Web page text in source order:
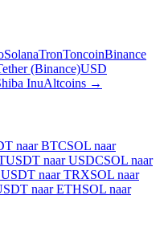
SolanaTronToncoinBinance
(Binance)USD
InuAltcoins →
naar BTCSOL naar
USDT naar USDCSOL naar
USDT naar TRXSOL naar
naar ETHSOL naar